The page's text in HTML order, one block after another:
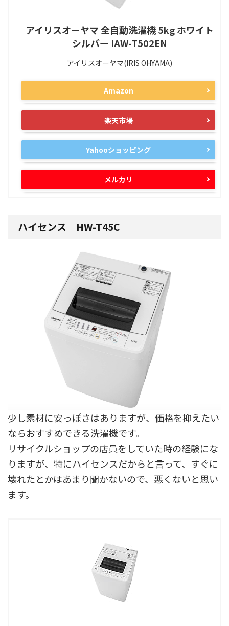
アイリスオーヤマ 全自動洗濯機 5kg ホワイト
シルバー IAW-T502EN
アイリスオーヤマ(IRIS OHYAMA)
Amazon
楽天市場
Yahooショッピング
メルカリ
ハイセンス HW-T45C
少し素材に安っぽさはありますが、価格を抑えたい
ならおすすめできる洗濯機です。
リサイクルショップの店員をしていた時の経験にな
りますが、特にハイセンスだからと言って、すぐに
壊れたとかはあまり聞かないので、悪くないと思い
ます。